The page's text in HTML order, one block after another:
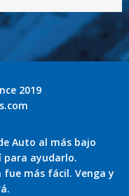
2019
Auto al más bajo
para ayudarlo.
fue más fácil. Venga y